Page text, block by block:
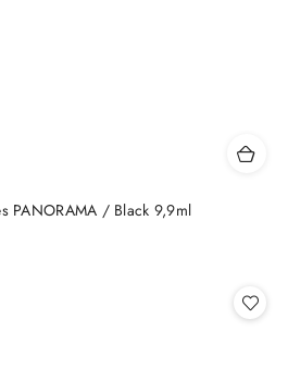
PANORAMA / Black 9,9ml